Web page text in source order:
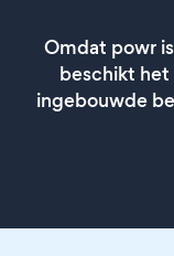
Omdat powr
beschikt
ingebouwde